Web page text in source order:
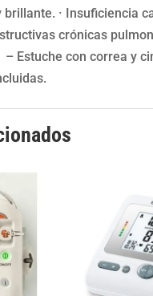
brillante. ·
obstructivas
correa y